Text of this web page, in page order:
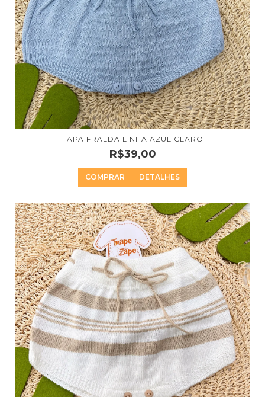
TAPA FRALDA LINHA AZUL CLARO
R$39,00
COMPRAR DETALHES